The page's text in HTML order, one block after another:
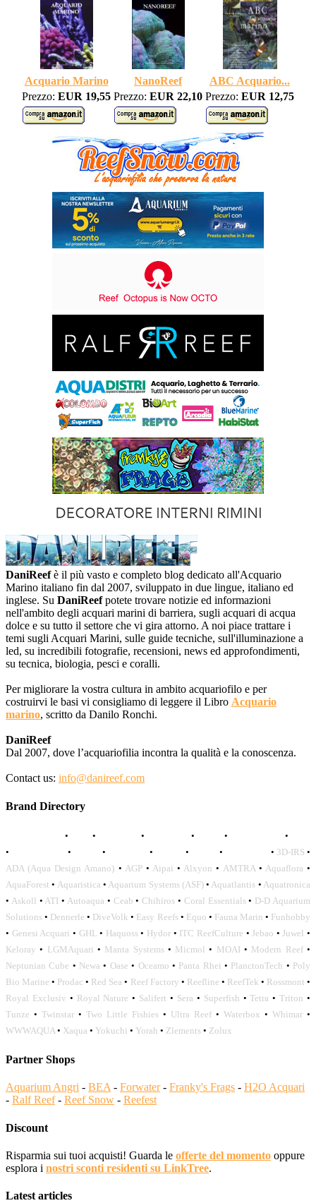
Acquario Marino NanoReef
ABC Acquario...
Prezzo: EUR 19,55 Prezzo: EUR 22,10 Prezzo: EUR 12,75
DaniReefè il più vasto e completo blog dedicato all'Acquario
Marino italiano fin dal 2007, sviluppato in due lingue, italiano ed
inglese. Su DaniReefpotete trovare notizie ed informazioni
nell'ambito degli acquari marini di barriera, sugli acquari di acqua
dolce e su tutto il settore che vi gira attorno. A noi piace trattare i
temi sugli Acquari Marini, sulle guide tecniche, sull'illuminazione a
led, su incredibili fotografie, recensioni, news ed approfondimenti,
su tecnica, biologia, pesci e coralli.
Per migliorare la vostra cultura in ambito acquariofilo e per
costruirvi le basi vi consigliamo di leggere il Libro Acquario
marino, scritto da Danilo Ronchi.
DaniReef
Dal 2007, dove l’acquariofilia incontra la qualità e la conoscenza.
Contact us: info@danireef.com
Brand Directory
• • • • • •
•
• • • • • • 3D-IRS •
ADA (Aqua Design Amano) • AGP• Aipai • Alxyon • AMTRA• Aquaflora •
AquaForest • Aquaristica • Aquarium Systems (ASF)• Aquatlantis • Aquatronica
• Askoll • ATI • Autoaqua • Ceab • Chihiros • Coral Essentials• D-D Aquarium
Solutions • Dennerle • DiveVolk • Easy Reefs• Equo • Fauna Marin • Funhobby
• Genesi Acquari • GHL • Haquoss• Hydor • ITC ReefCulture •Jebao •Juwel •
Keloray • LGMAquari • Manta Systems• Micmol • MOAI • Modern Reef•
Neptunian Cube • Newa • Oase • Oceamo • Panta Rhei • PlanctonTech • Poly
Bio Marine • Prodac • Red Sea • Reef Factory • Reefline • ReefTek • Rossmont •
Royal Exclusiv • Royal Nature • Salifert • Sera • Superfish •Tetra •Triton •
Tunze • Twinstar • Two Little Fishies • Ultra Reef • Waterbox • Whimar •
WWWAQUA • Xaqua • Yokuchi • Yorah • Zlements • Zolux
Partner Shops
Aquarium Angri - BEA- Forwater- Franky's Frags - H2O Acquari
- Ralf Reef- Reef Snow - Reefest
Discount
Risparmia sui tuoi acquisti! Guarda le offerte del momento oppure
esplora i nostri sconti residenti su LinkTree.
Latest articles